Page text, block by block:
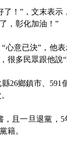
”，文末表示
，彰化加油！”
已決”，他表
多民眾跟他說
鄉鎮市、591
一旦退黨，5
籍。